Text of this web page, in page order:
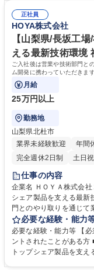
インの開始初期は10名未
には20～30名規模になる見込みです。 募集職種
製品生産ラインの統括
大きな成長を見込んでい
技術開発が進んでおり、
出来る体制により、年々高
格 学歴：大学院 大学 高
正社員
HOYA株式会社
【山梨県/長坂工
える最新技術環境
ご入社後は営業や技術部門と
ム開発に携わっていただきま
として形にしていくことを重
月給
25万円以上
勤務地
山梨県北杜市
業界未経験歓迎
年間
完全週休2日制
土日
仕事の内容
企業名 ＨＯＹＡ株式会社 求人名 【山梨県/長坂工場/社内SE】世界トップ
シェア製品を支える最新技術環境◎ 仕事の内容 ご
門とのやり取りを通じて
携わっていただきます。
ステムとして形にしていくことを重
や業務コントロールにも
場とのコミュニケーショ
必要な経験・能力
必要な経験・能力等 【
ントされたことがある方 ■C#
トップシェア製品を支え